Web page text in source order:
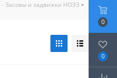
- Засовы и задвижки НОЭЗ
0
0